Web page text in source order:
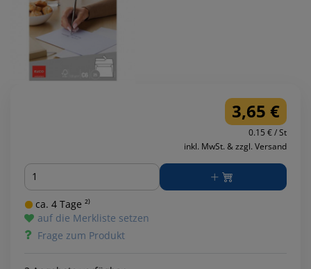
3,65 €
0.15 € / St
inkl. MwSt. & zzgl. Versand
Menge
ca. 4 Tage ²⁾
auf die Merkliste setzen
Frage zum Produkt